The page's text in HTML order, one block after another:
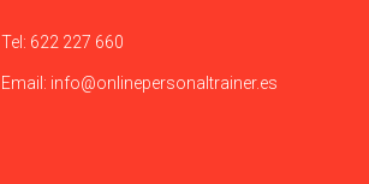
Tel: 622 227 660
Email: info@onlinepersonaltrainer.es